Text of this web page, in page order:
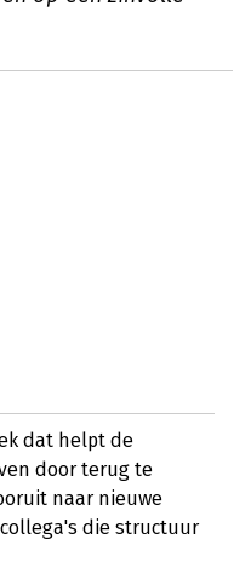
dat helpt de
door terug te
naar nieuwe
die structuur